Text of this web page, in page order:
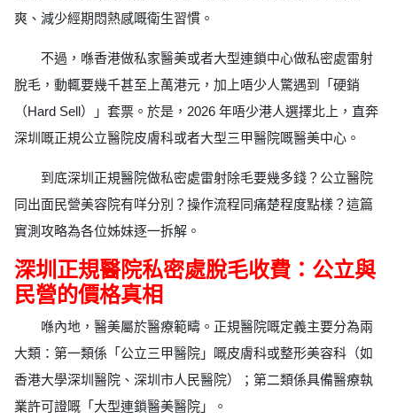
爽、減少經期悶熱感嘅衛生習慣。
不過，喺香港做私家醫美或者大型連鎖中心做私密處雷射
脫毛，動輒要幾千甚至上萬港元，加上唔少人驚遇到「硬銷
（Hard Sell）」套票。於是，2026 年唔少港人選擇北上，直奔
深圳嘅正規公立醫院皮膚科或者大型三甲醫院嘅醫美中心。
到底深圳正規醫院做私密處雷射除毛要幾多錢？公立醫院
同出面民營美容院有咩分別？操作流程同痛楚程度點樣？這篇
實測攻略為各位姊妹逐一拆解。
深圳正規醫院私密處脫毛收費：公立與
民營的價格真相
喺內地，醫美屬於醫療範疇。正規醫院嘅定義主要分為兩
大類：第一類係「公立三甲醫院」嘅皮膚科或整形美容科（如
香港大學深圳醫院、深圳市人民醫院）；第二類係具備醫療執
業許可證嘅「大型連鎖醫美醫院」。